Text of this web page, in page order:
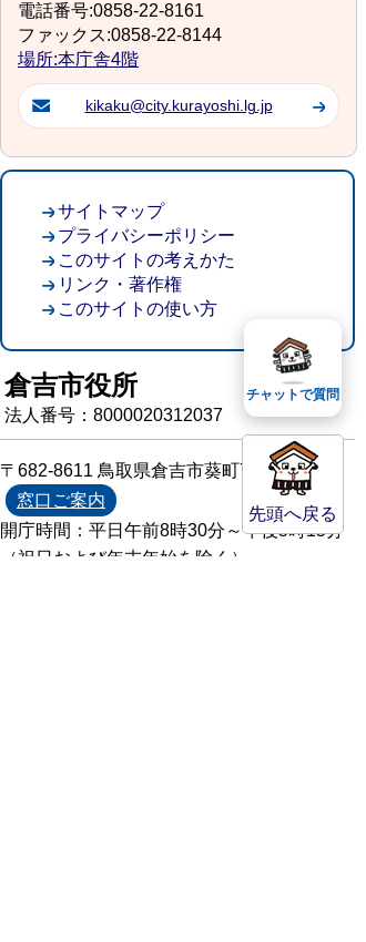
電話番号:0858-22-8161
ファックス:0858-22-8144
場所:本庁舎4階
kikaku@city.kurayoshi.lg.jp
先頭へ戻る
サイトマップ
プライバシーポリシー
このサイトの考えかた
リンク・著作権
このサイトの使い方
倉吉市役所
法人番号：8000020312037
〒682-8611 鳥取県倉吉市葵町722
窓口ご案内
開庁時間：平日午前8時30分～午後5時15分
（祝日および年末年始を除く）
チャットで質問